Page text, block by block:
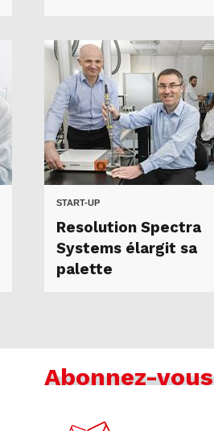
START-UP
Resolution Spectra
Systems élargit sa
palette
Abonnez-vous